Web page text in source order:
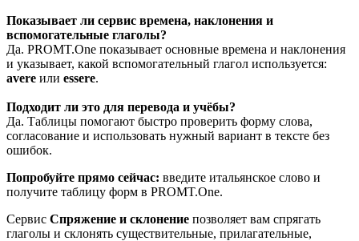
Показывает ли сервис времена, наклонения и
вспомогательные глаголы?
Да. PROMT.One показывает основные времена и наклонения
и указывает, какой вспомогательный глагол используется:
avere или essere.
Подходит ли это для перевода и учёбы?
Да. Таблицы помогают быстро проверить форму слова,
согласование и использовать нужный вариант в тексте без
ошибок.
Попробуйте прямо сейчас: введите итальянское слово и
получите таблицу форм в PROMT.One.
Сервис Спряжение и склонение позволяет вам спрягать
глаголы и склонять существительные, прилагательные,